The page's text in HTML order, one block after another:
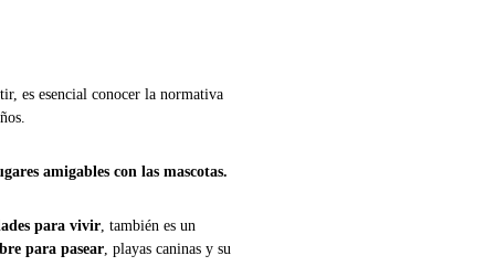
es esencial conocer la normativa
amigables con las mascotas.
para vivir, también es un
para pasear, playas caninas y su